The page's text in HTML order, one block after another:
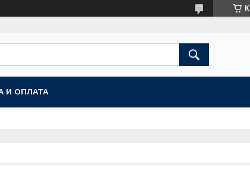
И ОПЛАТА